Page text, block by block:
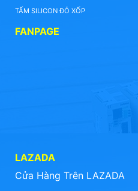
TẤM SILICON ĐỎ XỐP
FANPAGE
LAZADA
Cửa Hàng Trên LAZADA